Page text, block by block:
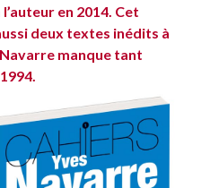
en 2014. Cet
deux textes inédits à
manque tant